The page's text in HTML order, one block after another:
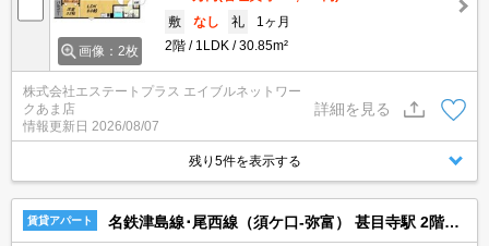
画像：2枚
敷
なし 礼
1ヶ月
2階
1LDK 30.85m²
株式会社エステートプラス エイブルネットワー
クあま店
情報更新日 2026/08/07
詳細を見る
残り5件を表示する
賃貸アパート 名鉄津島線･尾西線（須ケ口-弥富） 甚目寺駅 2階建 築7年